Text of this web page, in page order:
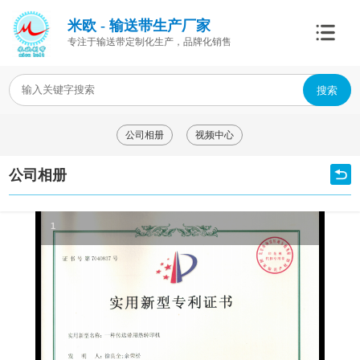
米欧 - 输送带生产厂家
专注于输送带定制化生产，品牌化销售
搜索
公司相册 视频中心
公司相册
1